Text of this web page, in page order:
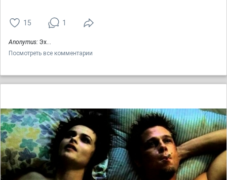
15 1
Anonymus: Эх...
Посмотреть все комментарии